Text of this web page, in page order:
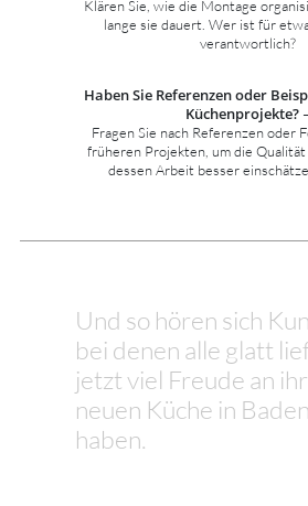
Klären Sie, wie die Montage
lange sie dauert. Wer ist für
verantwortlich?
Haben Sie Referenzen oder
Küchenprojekte? –
Fragen Sie nach Referenzen oder
früheren Projekten, um die Qualität
dessen Arbeit besser
Und so hören sich
bei denen alle glatt
jetzt viel Freude an
neuen Küche in
haben.